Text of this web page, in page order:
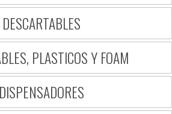
DESCARTABLES
PLASTICOS Y FOAM
DISPENSADORES